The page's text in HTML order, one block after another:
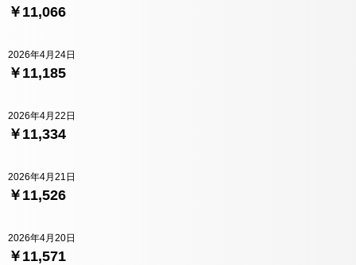
￥11,066
￥11,185
2026年4月24日
￥11,334
2026年4月22日
￥11,526
2026年4月21日
￥11,571
2026年4月20日